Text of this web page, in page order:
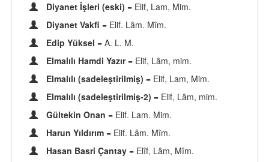
Diyanet İşleri (eski) = Elif, Lam, Mim.
Diyanet Vakfi = Elif. Lâm. Mîm.
Edip Yüksel = A. L. M.
Elmalılı Hamdi Yazır = Elif, Lâm, mim.
Elmalılı (sadeleştirilmiş) = Elif, Lam, Mim.
Elmalılı (sadeleştirilmiş-2) = Elif, Lâm, mim.
Gültekin Onan = Elif. Lam. Mim.
Harun Yıldırım = Elif. Lâm. Mîm.
Hasan Basri Çantay = Elîf, Lâm, Mîm.